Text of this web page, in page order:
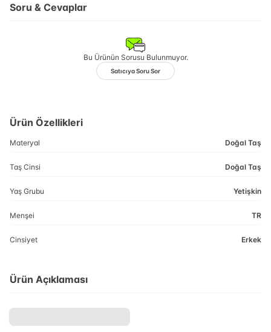
Soru & Cevaplar
Bu Ürünün Sorusu Bulunmuyor.
Satıcıya Soru Sor
Ürün Özellikleri
Materyal Doğal Taş
Taş Cinsi Doğal Taş
Yaş Grubu Yetişkin
Menşei TR
Cinsiyet Erkek
Ürün Açıklaması